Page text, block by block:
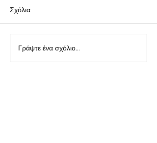
Σχόλια
Γράψτε ένα σχόλιο...